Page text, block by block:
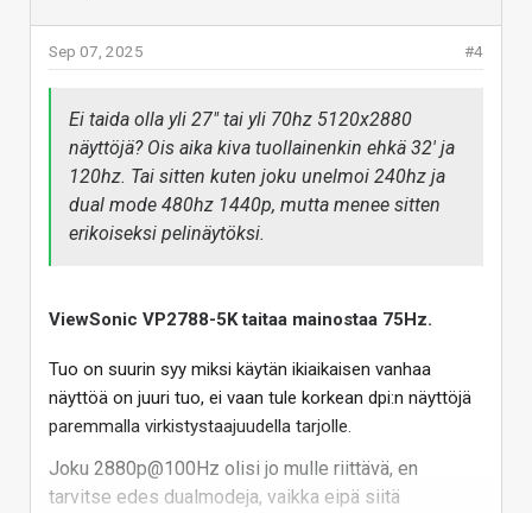
#4
Sep 07, 2025
Ei taida olla yli 27" tai yli 70hz 5120x2880
näyttöjä? Ois aika kiva tuollainenkin ehkä 32' ja
120hz. Tai sitten kuten joku unelmoi 240hz ja
dual mode 480hz 1440p, mutta menee sitten
erikoiseksi pelinäytöksi.
ViewSonic VP2788-5K taitaa mainostaa 75Hz.
Tuo on suurin syy miksi käytän ikiaikaisen vanhaa
näyttöä on juuri tuo, ei vaan tule korkean dpi:n näyttöjä
paremmalla virkistystaajuudella tarjolle.
Joku 2880p@100Hz olisi jo mulle riittävä, en
tarvitse edes dualmodeja, vaikka eipä siitä